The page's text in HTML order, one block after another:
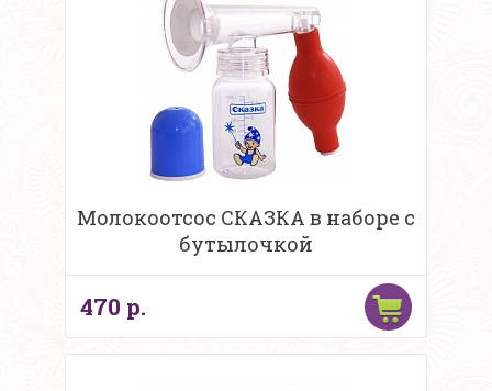
Молокоотсос СКАЗКА в наборе с
бутылочкой
470 р.